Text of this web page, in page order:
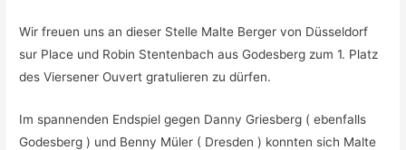
Wir freuen uns an dieser Stelle Malte Berger von Düsseldorf
sur Place und Robin Stentenbach aus Godesberg zum 1. Platz
des Viersener Ouvert gratulieren zu dürfen.
Im spannenden Endspiel gegen Danny Griesberg ( ebenfalls
Godesberg ) und Benny Müler ( Dresden ) konnten sich Malte